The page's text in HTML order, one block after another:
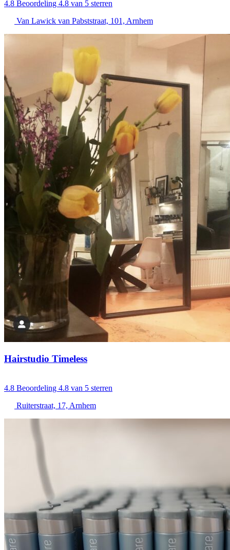
4.8 Beoordeling 4.8 van 5 sterren
Van Lawick van Pabststraat, 101, Arnhem
Hairstudio Timeless
4.8 Beoordeling 4.8 van 5 sterren
Ruiterstraat, 17, Arnhem